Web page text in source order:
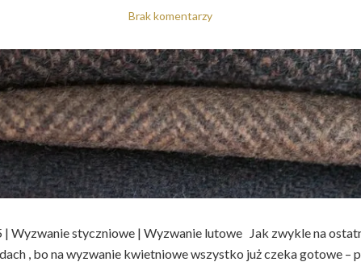
Brak komentarzy
| Wyzwanie styczniowe | Wyzwanie lutowe Jak zwykle na
, bo na wyzwanie kwietniowe wszystko już czeka gotowe –